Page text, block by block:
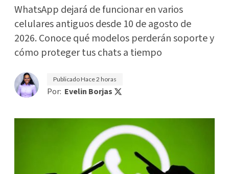
WhatsApp dejará de funcionar en varios
celulares antiguos desde 10 de agosto de
2026. Conoce qué modelos perderán soporte y
cómo proteger tus chats a tiempo
PublicadoHace 2 horas
Por: Evelin Borjas